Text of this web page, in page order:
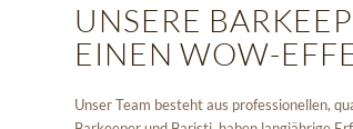
UNSERE
EINEN WOW-
Unser Team besteht aus professionellen,